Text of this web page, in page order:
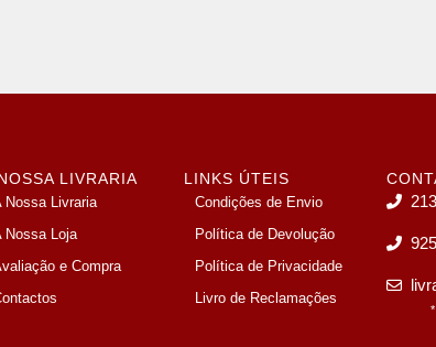
LIVRARIA
Nossa Livraria
Nossa Loja
e Compra
LINKS ÚTEIS
Condições de Envio
Política de Devolução
Política de Privacidade
Livro de Reclamações